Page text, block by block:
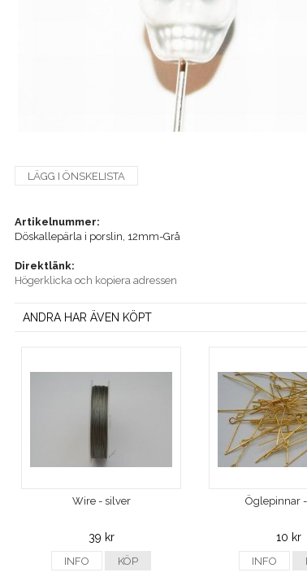
LÄGG I ÖNSKELISTA
Artikelnummer:
Döskallepärla i porslin, 12mm-Grå
Direktlänk:
Högerklicka och kopiera adressen
ANDRA HAR ÄVEN KÖPT
Wire - silver
39 kr
INFO KÖP
Öglepinnar
10 kr
INFO